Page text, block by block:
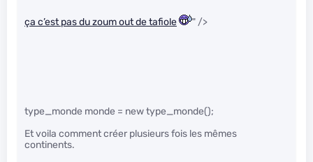
ça c’est pas du zoum out de tafiole " />
type_monde monde = new type_monde();
Et voila comment créer plusieurs fois les mêmes
continents.